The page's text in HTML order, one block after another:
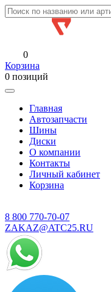
0
Корзина
0 позиций
Главная
Автозапчасти
Шины
Диски
О компании
Контакты
Личный кабинет
Корзина
8 800 770-70-07
ZAKAZ@ATC25.RU